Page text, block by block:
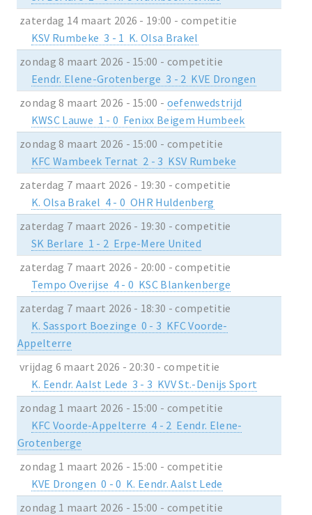
zaterdag 14 maart 2026 - 19:00 - competitie
KSV Rumbeke 3 - 1 K. Olsa Brakel
zondag 8 maart 2026 - 15:00 - competitie
Eendr. Elene-Grotenberge 3 - 2 KVE Drongen
zondag 8 maart 2026 - 15:00 - oefenwedstrijd
KWSC Lauwe 1 - 0 Fenixx Beigem Humbeek
zondag 8 maart 2026 - 15:00 - competitie
KFC Wambeek Ternat 2 - 3 KSV Rumbeke
zaterdag 7 maart 2026 - 19:30 - competitie
K. Olsa Brakel 4 - 0 OHR Huldenberg
zaterdag 7 maart 2026 - 19:30 - competitie
SK Berlare 1 - 2 Erpe-Mere United
zaterdag 7 maart 2026 - 20:00 - competitie
Tempo Overijse 4 - 0 KSC Blankenberge
zaterdag 7 maart 2026 - 18:30 - competitie
K. Sassport Boezinge 0 - 3 KFC Voorde-
Appelterre
vrijdag 6 maart 2026 - 20:30 - competitie
K. Eendr. Aalst Lede 3 - 3 KVV St.-Denijs Sport
zondag 1 maart 2026 - 15:00 - competitie
KFC Voorde-Appelterre 4 - 2 Eendr. Elene-
Grotenberge
zondag 1 maart 2026 - 15:00 - competitie
KVE Drongen 0 - 0 K. Eendr. Aalst Lede
zondag 1 maart 2026 - 15:00 - competitie